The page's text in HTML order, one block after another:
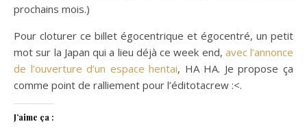
prochains mois.)
Pour cloturer ce billet égocentrique et égocentré, un petit
mot sur la Japan qui a lieu déjà ce week end, avec l’annonce
de l’ouverture d’un espace hentai, HA HA. Je propose ça
comme point de ralliement pour l’éditotacrew :<.
J’aime ça :